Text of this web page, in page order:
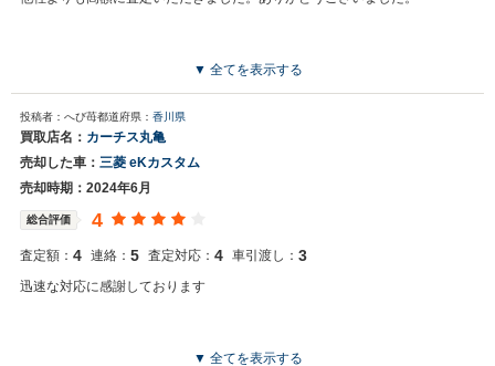
▼ 全てを表示する
投稿者：へび苺都道府県： 香川県
買取店名： カーチス丸亀
売却した車： 三菱 eKカスタム
売却時期：2024年6月
総合評価 4
査定額： 4 連絡： 5 査定対応： 4 車引渡し： 3
迅速な対応に感謝しております
▼ 全てを表示する